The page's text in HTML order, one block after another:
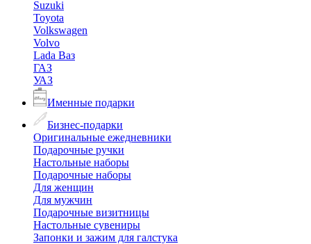
Suzuki
Toyota
Volkswagen
Volvo
Lada Ваз
ГАЗ
УАЗ
Именные подарки
Бизнес-подарки
Оригинальные ежедневники
Подарочные ручки
Настольные наборы
Подарочные наборы
Для женщин
Для мужчин
Подарочные визитницы
Настольные сувениры
Запонки и зажим для галстука